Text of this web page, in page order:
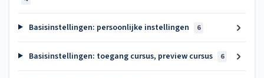
Basisinstellingen: persoonlijke instellingen 6
Basisinstellingen: toegang cursus, preview cursus 6